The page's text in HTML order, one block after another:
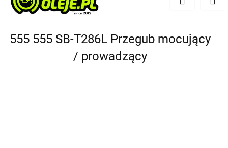
Zarejestruj się
555 555 SB-T286L Przegub mocujący
/ prowadzący